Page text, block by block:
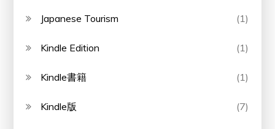
Japanese Tourism (1)
Kindle Edition (1)
Kindle書籍 (1)
Kindle版 (7)